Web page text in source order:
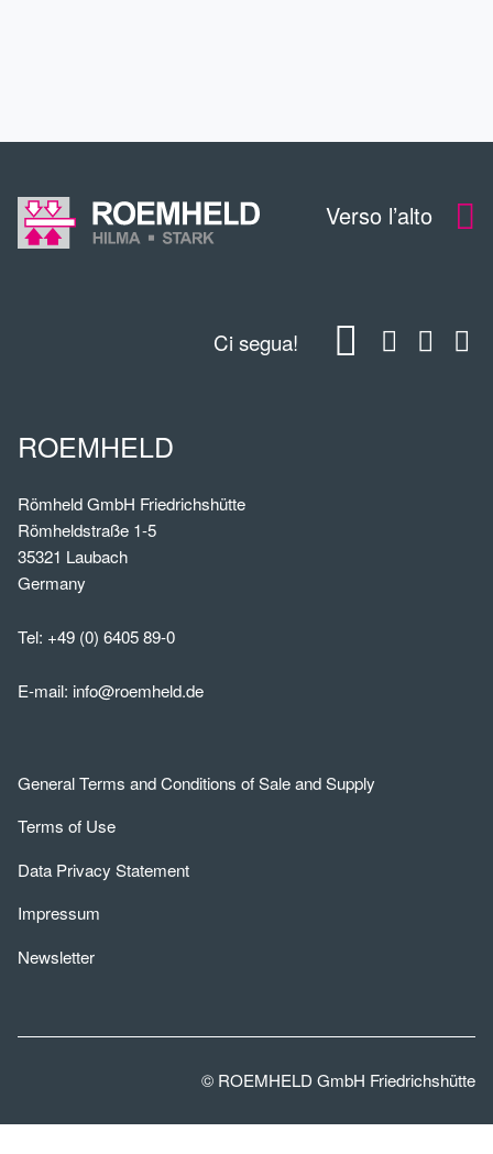
Verso l’alto
Ci segua!
ROEMHELD
Römheld GmbH Friedrichshütte
Römheldstraße 1-5
35321 Laubach
Germany
Tel: +49 (0) 6405 89-0
E-mail: info@roemheld.de
General Terms and Conditions of Sale and Supply
Terms of Use
Data Privacy Statement
Impressum
Newsletter
© ROEMHELD GmbH Friedrichshütte